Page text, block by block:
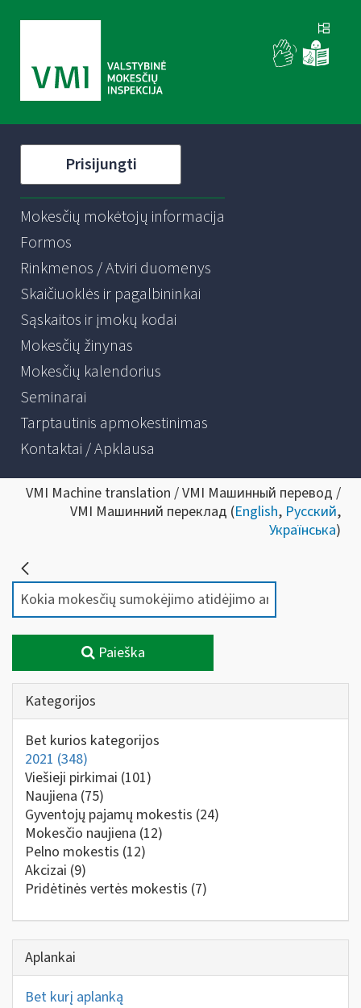
Prisijungti
Mokesčių mokėtojų informacija
Formos
Rinkmenos / Atviri duomenys
Skaičiuoklės ir pagalbininkai
Sąskaitos ir įmokų kodai
Mokesčių žinynas
Mokesčių kalendorius
Seminarai
Tarptautinis apmokestinimas
Kontaktai / Apklausa
VMI Machine translation / VMI Машинный перевод /
VMI Машинний переклад (English, Русский,
Українська)
Paieška
Kategorijos
Bet kurios kategorijos
2021 (348)
Viešieji pirkimai (101)
Naujiena (75)
Gyventojų pajamų mokestis (24)
Mokesčio naujiena (12)
Pelno mokestis (12)
Akcizai (9)
Pridėtinės vertės mokestis (7)
Aplankai
Bet kurį aplanką